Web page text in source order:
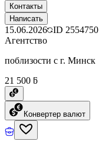
Контакты
Написать
15.06.2026 ID 2554750
Агентство
поблизости с г. Минск
21 500 ƃ
Конвертер валют